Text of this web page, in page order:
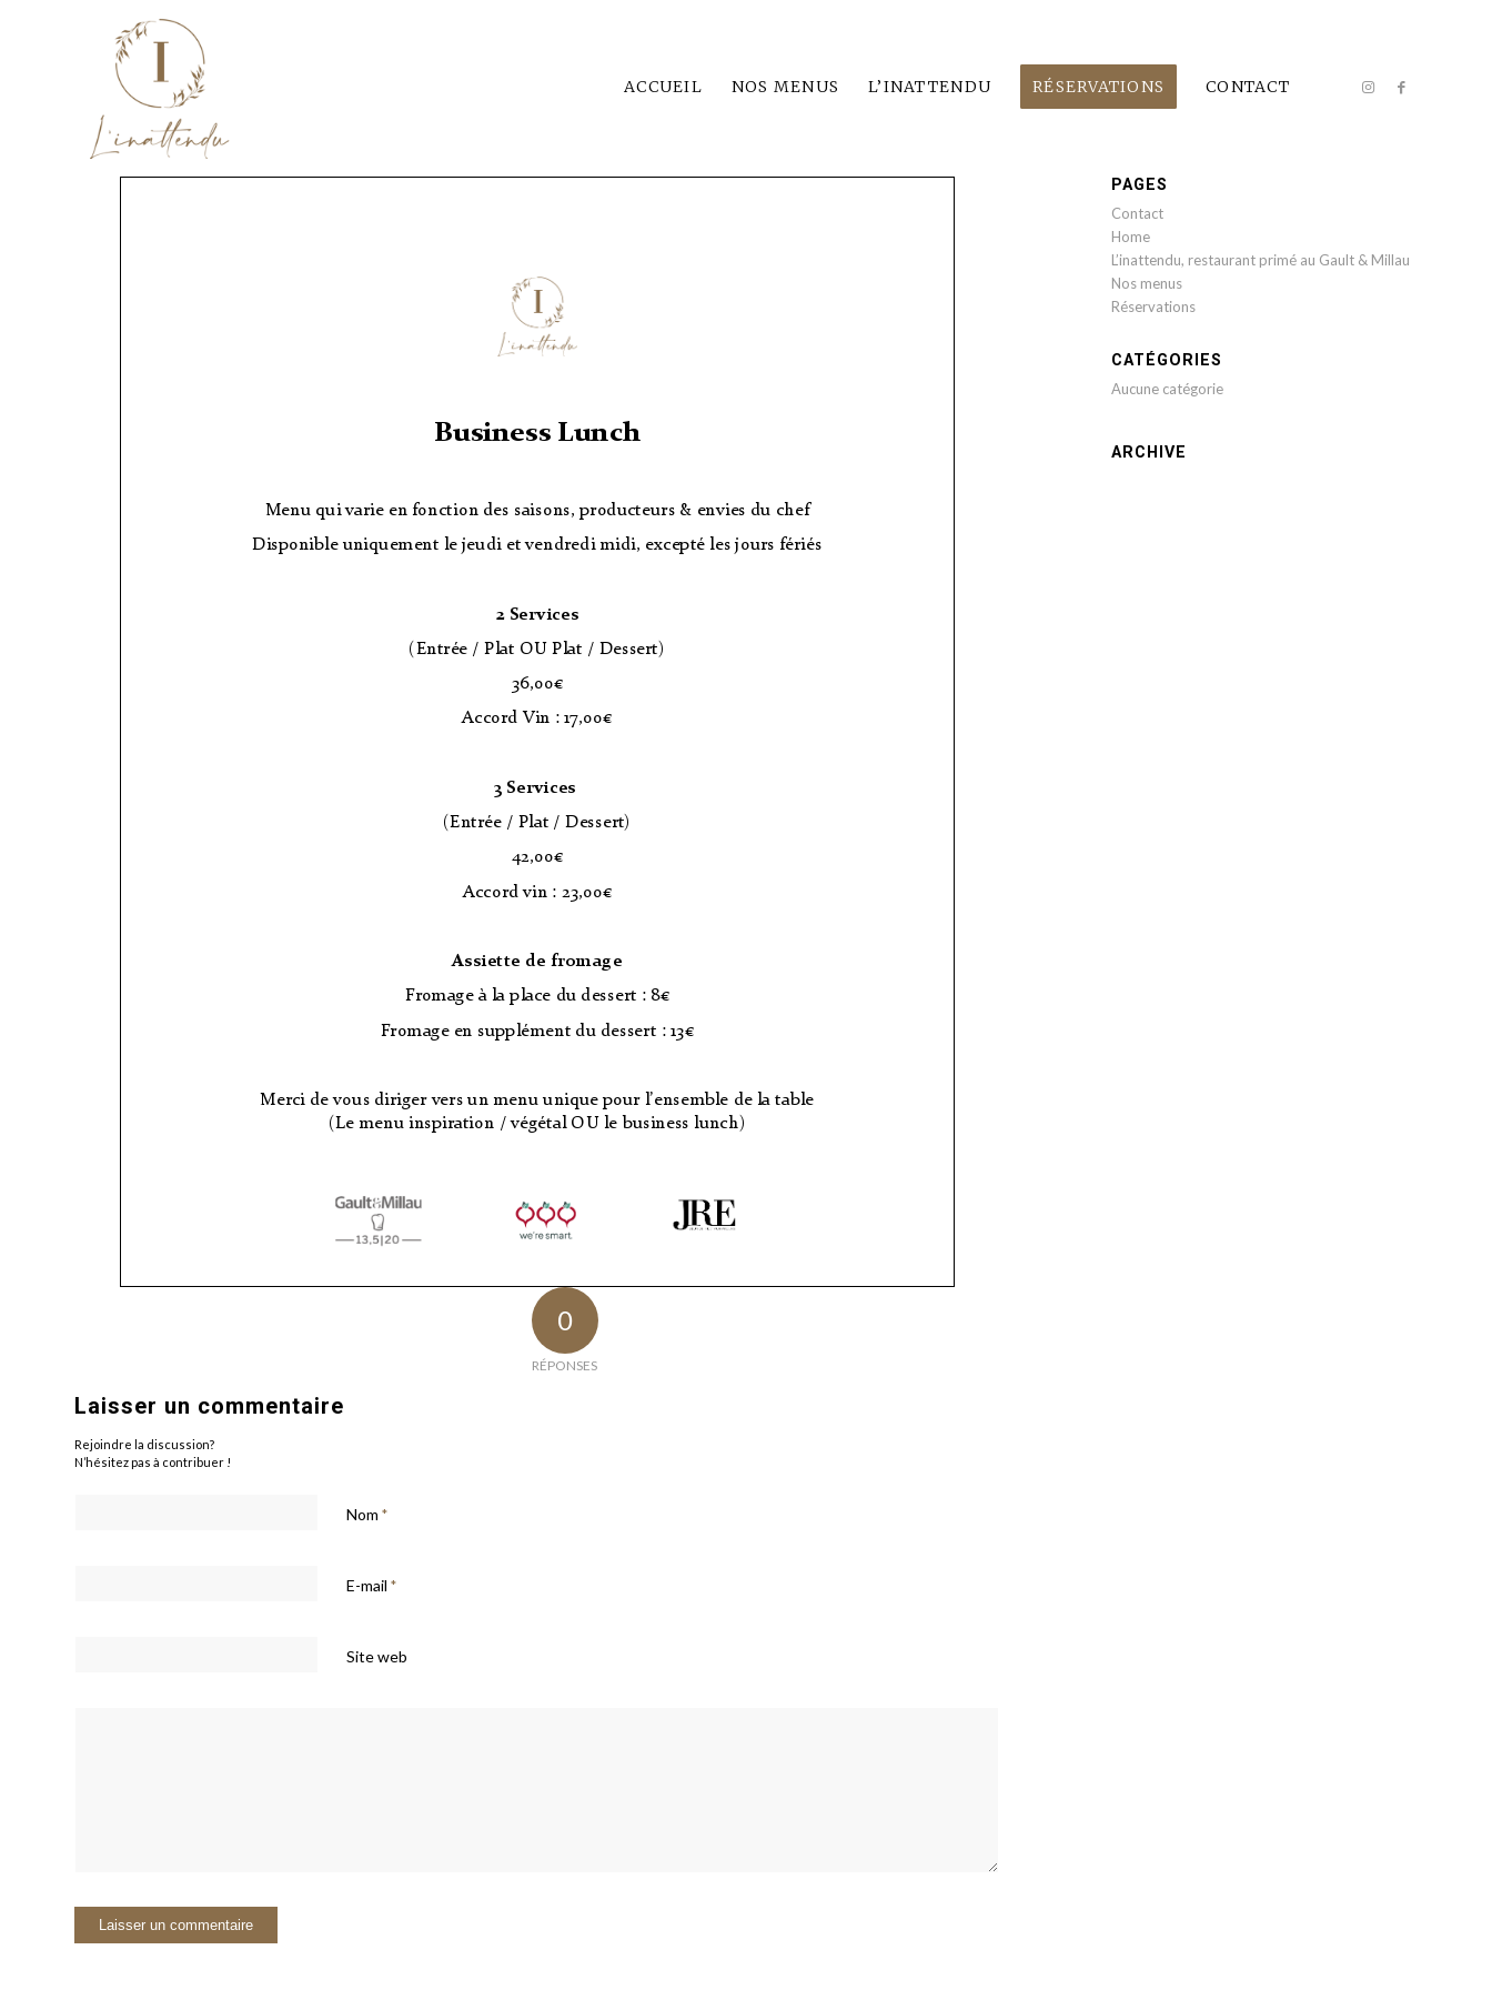
ACCUEIL NOS MENUS L’INATTENDU RÉSERVATIONS CONTACT
0
RÉPONSES
Laisser un commentaire
Rejoindre la discussion?
N’hésitez pas à contribuer !
Nom *
E-mail *
Site web
PAGES
Contact
Home
L’inattendu, restaurant primé au Gault & Millau
Nos menus
Réservations
CATÉGORIES
Aucune catégorie
ARCHIVE